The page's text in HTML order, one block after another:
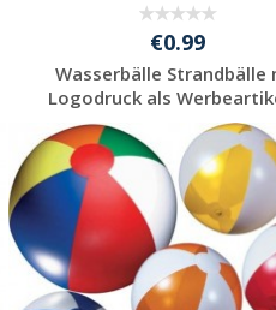
€0.99
Wasserbälle Strandbälle
Logodruck als
Individuelles
Angebot anfordern